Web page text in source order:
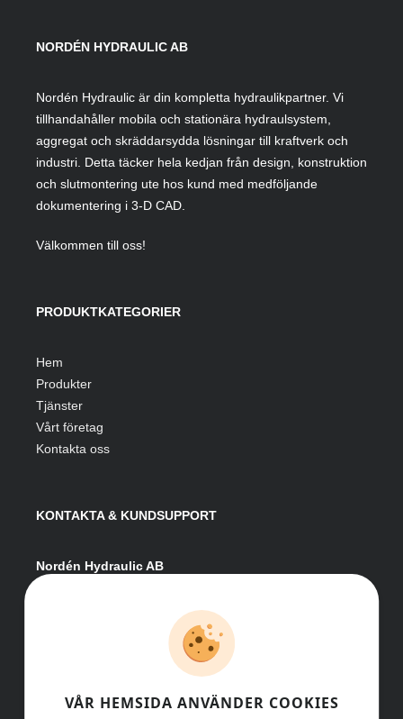
NORDÉN HYDRAULIC AB
Nordén Hydraulic är din kompletta hydraulikpartner. Vi
tillhandahåller mobila och stationära hydraulsystem,
aggregat och skräddarsydda lösningar till kraftverk och
industri. Detta täcker hela kedjan från design, konstruktion
och slutmontering ute hos kund med medföljande
dokumentering i 3-D CAD.
Välkommen till oss!
PRODUKTKATEGORIER
Hem
Produkter
Tjänster
Vårt företag
Kontakta oss
KONTAKTA & KUNDSUPPORT
Nordén Hydraulic AB
info@nordenhydraulic.se
Org-nr: 556531-8424
VÅR HEMSIDA ANVÄNDER COOKIES